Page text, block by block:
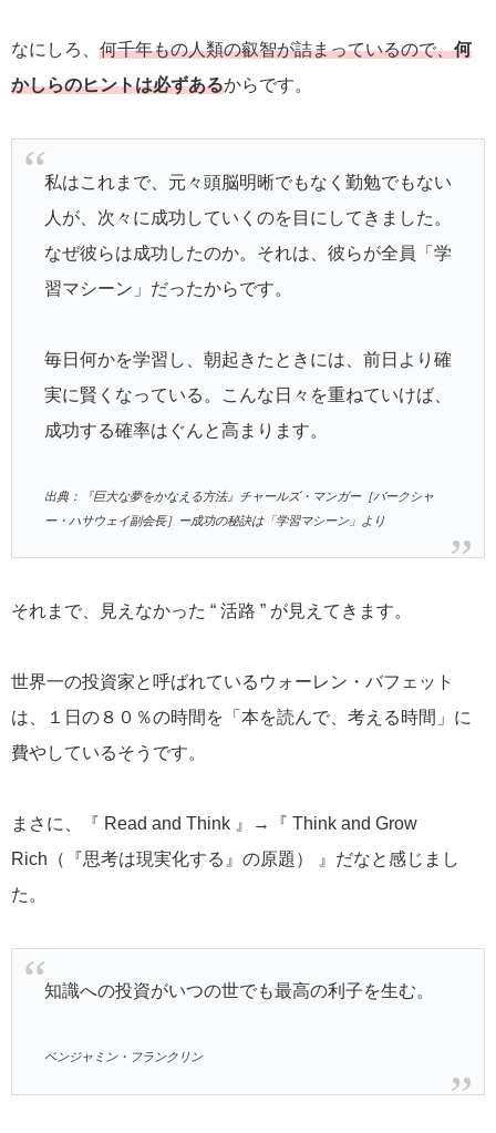
なにしろ、 何千年もの人類の叡智が詰まっているので、何
かしらのヒントは必ずあるからです。
私はこれまで、元々頭脳明晰でもなく勤勉でもない
人が、次々に成功していくのを目にしてきました。
なぜ彼らは成功したのか。それは、彼らが全員「学
習マシーン」だったからです。
毎日何かを学習し、朝起きたときには、前日より確
実に賢くなっている。こんな日々を重ねていけば、
成功する確率はぐんと高まります。
出典：『巨大な夢をかなえる方法』チャールズ・マンガー［バークシャ
ー・ハサウェイ副会長］ー成功の秘訣は「学習マシーン」より
それまで、見えなかった “ 活路 ” が見えてきます。
世界一の投資家と呼ばれているウォーレン・バフェット
は、１日の８０％の時間を「本を読んで、考える時間」に
費やしているそうです。
まさに、『 Read and Think 』→『 Think and Grow
Rich（『思考は現実化する』の原題） 』だなと感じまし
た。
知識への投資がいつの世でも最高の利子を生む。
ベンジャミン・フランクリン